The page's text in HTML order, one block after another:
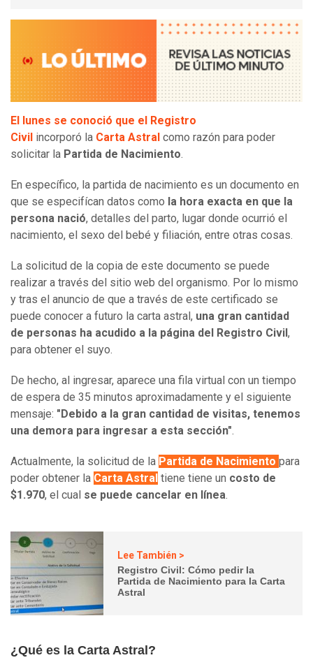
El lunes se conoció que el Registro
Civil incorporó la Carta Astral como razón para poder
solicitar la Partida de Nacimiento.
En específico, la partida de nacimiento es un documento en
que se especifícan datos como la hora exacta en que la
persona nació, detalles del parto, lugar donde ocurrió el
nacimiento, el sexo del bebé y filiación, entre otras cosas.
La solicitud de la copia de este documento se puede
realizar a través del sitio web del organismo. Por lo mismo
y tras el anuncio de que a través de este certificado se
puede conocer a futuro la carta astral, una gran cantidad
de personas ha acudido a la página del Registro Civil ,
para obtener el suyo.
De hecho, al ingresar, aparece una fila virtual con un tiempo
de espera de 35 minutos aproximadamente y el siguiente
mensaje: "Debido a la gran cantidad de visitas, tenemos
una demora para ingresar a esta sección".
Actualmente, ​la solicitud de la Partida de Nacimiento para
poder obtener la Carta Astral tiene tiene un costo de
$1.970, el cual se puede cancelar en línea.
Lee También >
Registro Civil: Cómo pedir la
Partida de Nacimiento para la Carta
Astral
¿Qué es la Carta Astral?